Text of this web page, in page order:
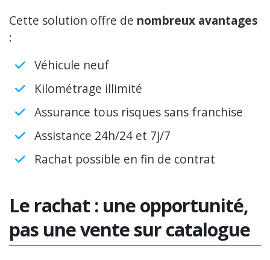
Cette solution offre de nombreux avantages
:
Véhicule neuf
Kilométrage illimité
Assurance tous risques sans franchise
Assistance 24h/24 et 7j/7
Rachat possible en fin de contrat
Le rachat : une opportunité,
pas une vente sur catalogue